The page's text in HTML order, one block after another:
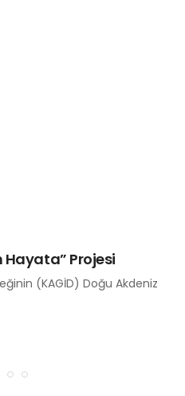
Hayata” Projesi
(KAGİD) Doğu Akdeniz